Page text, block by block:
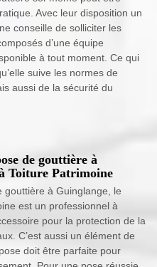
Avec leur disposition un
conseille de solliciter les
d’une équipe
à tout moment. Ce qui
suive les normes de
aussi de la sécurité du
de gouttière à
Toiture Patrimoine
gouttière à Guinglange, le
est un professionnel à
pour la protection de la
C’est aussi un élément de
doit être parfaite pour